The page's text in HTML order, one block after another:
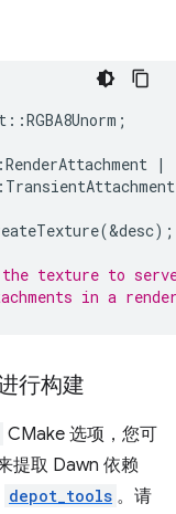
::RGBA8Unorm ;
RenderAttachment
|
TransientAttachment
(&desc);
the texture to
in a
行构建
CMake 选项，您可
提取 Dawn 依赖
depot_tools 。请